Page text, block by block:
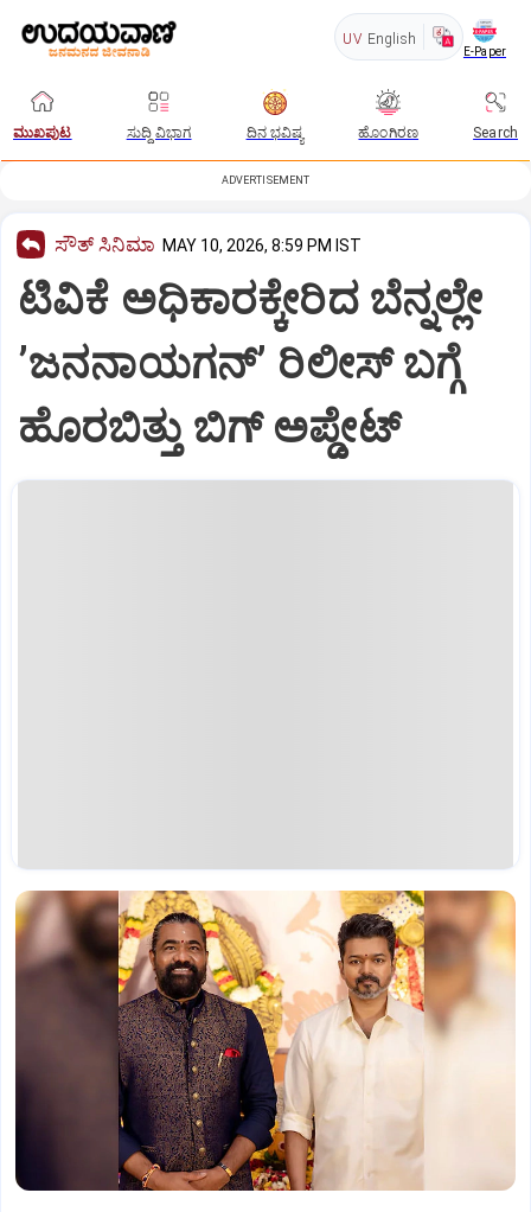
UV English
E-Paper
ಮುಖಪುಟ ಸುದ್ದಿ ವಿಭಾಗ ದಿನ ಭವಿಷ್ಯ ಹೊಂಗಿರಣ Search
ADVERTISEMENT
ಸೌತ್‌ ಸಿನಿಮಾ MAY 10, 2026, 8:59 PM IST
ಟಿವಿಕೆ ಅಧಿಕಾರಕ್ಕೇರಿದ ಬೆನ್ನಲ್ಲೇ
ʼಜನನಾಯಗನ್‌ʼ ರಿಲೀಸ್‌ ಬಗ್ಗೆ
ಹೊರಬಿತ್ತು ಬಿಗ್‌ ಅಪ್ಡೇಟ್